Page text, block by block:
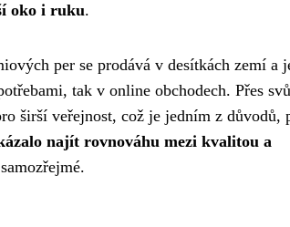
oko i ruku.
per se prodává v desítkách zemí a
tak v online obchodech. Přes
širší veřejnost, což je jedním z důvodů,
najít rovnováhu mezi kvalitou a